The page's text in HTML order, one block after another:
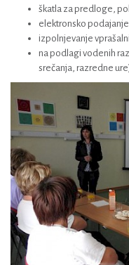
škatla za predloge,
elektronsko
izpolnjevanje
na podlagi vodenih
srečanja, razredne